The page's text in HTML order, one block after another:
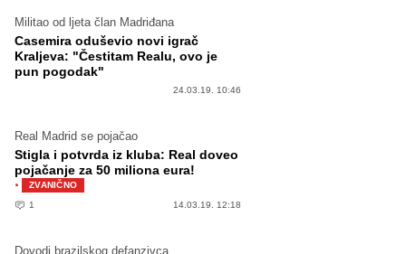
Militao od ljeta član Madriđana
Casemira oduševio novi igrač
Kraljeva: "Čestitam Realu, ovo je
pun pogodak"
24.03.19. 10:46
Real Madrid se pojačao
Stigla i potvrda iz kluba: Real doveo
pojačanje za 50 miliona eura!
·
ZVANIČNO
1
14.03.19. 12:18
Dovodi brazilskog defanzivca